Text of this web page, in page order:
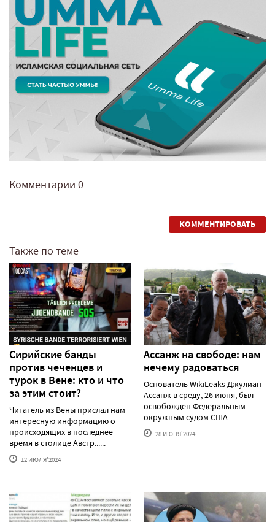
Комментарии 0
КОММЕНТИРОВАТЬ
Также по теме
Сирийские банды
против чеченцев и
турок в Вене: кто и что
за этим стоит?
Читатель из Вены прислал нам
интересную информацию о
происходящих в последнее
время в столице Австр......
12 ИЮЛЯ'2024
Ассанж на свободе: нам
нечему радоваться
Основатель WikiLeaks Джулиан
Ассанж в среду, 26 июня, был
освобожден Федеральным
окружным судом США......
28 ИЮНЯ'2024